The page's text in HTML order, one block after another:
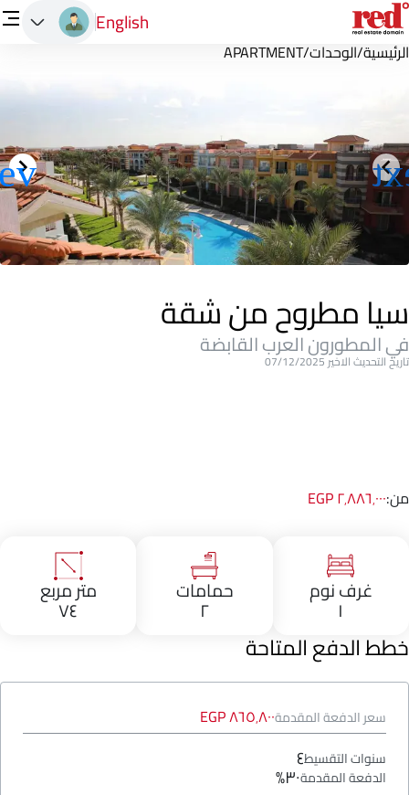
English
الرئيسية/الوحدات/
APARTMENT
سيا مطروح من شقة
في المطورون العرب القابضة
تاريخ التحديث الاخير 07/12/2025
من:٢٬٨٨٦٬٠٠٠ EGP
غرف نوم
١
حمامات
٢
متر مربع
٧٤
خطط الدفع المتاحة
سعر الدفعة المقدمة٨٦٥٬٨٠٠ EGP
سنوات التقسيط٤
الدفعة المقدمة٣٠%